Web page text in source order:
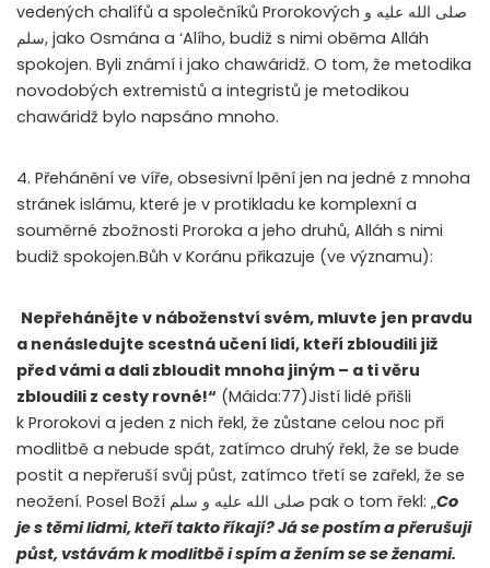
vedených chalífů a společníků Prorokových صلى الله عليه و
سلم, jako Osmána a ‘Alího, budiž s nimi oběma Alláh
spokojen. Byli známí i jako chawáridž. O tom, že metodika
novodobých extremistů a integristů je metodikou
chawáridž bylo napsáno mnoho.
4. Přehánění ve víře, obsesivní lpění jen na jedné z mnoha
stránek islámu, které je v protikladu ke komplexní a
souměrné zbožnosti Proroka a jeho druhů, Alláh s nimi
budiž spokojen.Bůh v Koránu přikazuje (ve významu):
Nepřehánějte v náboženství svém, mluvte jen pravdu
a nenásledujte scestná učení lidí, kteří zbloudili již
před vámi a dali zbloudit mnoha jiným – a ti věru
zbloudili z cesty rovné!“ (Máida:77)Jistí lidé přišli
k Prorokovi a jeden z nich řekl, že zůstane celou noc při
modlitbě a nebude spát, zatímco druhý řekl, že se bude
postit a nepřeruší svůj půst, zatímco třetí se zařekl, že se
neožení. Posel Boží صلى الله عليه و سلم pak o tom řekl: „Co
je s těmi lidmi, kteří takto říkají? Já se postím a přerušuji
půst, vstávám k modlitbě i spím a žením se se ženami.